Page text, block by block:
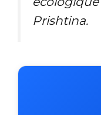
Prishtina.